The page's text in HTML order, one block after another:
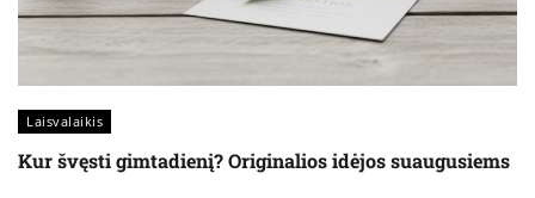
Laisvalaikis
Kur švęsti gimtadienį? Originalios idėjos suaugusiems